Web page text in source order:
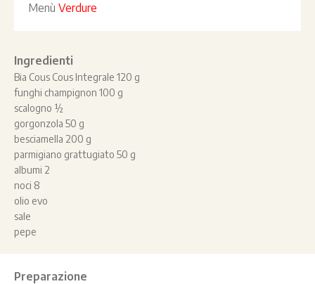
Ingredienti
Bia Cous Cous Integrale 120 g
funghi champignon 100 g
scalogno ½
gorgonzola 50 g
besciamella 200 g
parmigiano grattugiato 50 g
albumi 2
noci 8
olio evo
sale
pepe
Menù Verdure
Preparazione